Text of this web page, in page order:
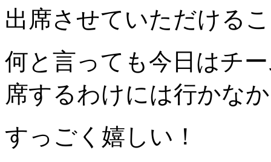
出席させていただける
何と言っても今日はチ
席するわけには行かな
すっごく嬉しい！